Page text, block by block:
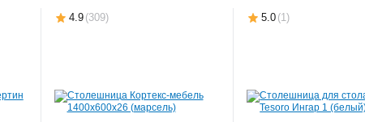
4.9 (309) 5.0 (1)